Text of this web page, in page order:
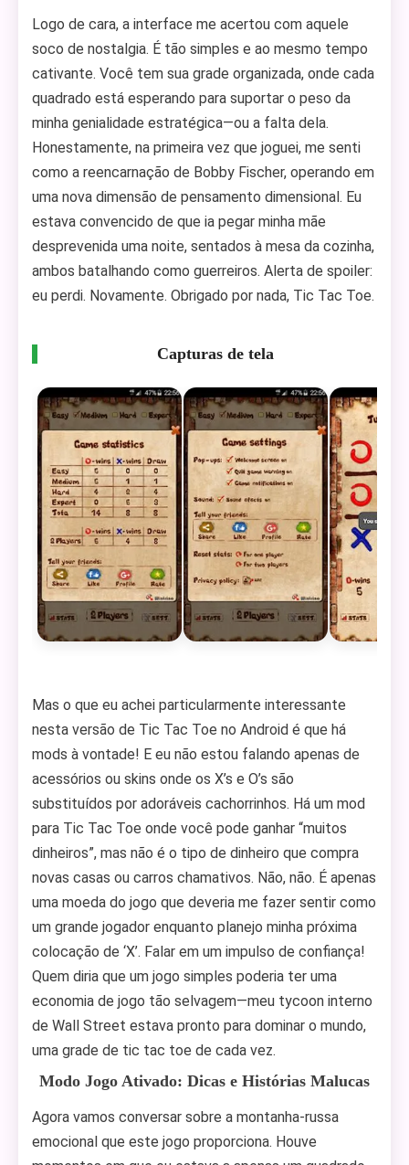
Logo de cara, a interface me acertou com aquele
soco de nostalgia. É tão simples e ao mesmo tempo
cativante. Você tem sua grade organizada, onde cada
quadrado está esperando para suportar o peso da
minha genialidade estratégica—ou a falta dela.
Honestamente, na primeira vez que joguei, me senti
como a reencarnação de Bobby Fischer, operando em
uma nova dimensão de pensamento dimensional. Eu
estava convencido de que ia pegar minha mãe
desprevenida uma noite, sentados à mesa da cozinha,
ambos batalhando como guerreiros. Alerta de spoiler:
eu perdi. Novamente. Obrigado por nada, Tic Tac Toe.
Capturas de tela
Mas o que eu achei particularmente interessante
nesta versão de Tic Tac Toe no Android é que há
mods à vontade! E eu não estou falando apenas de
acessórios ou skins onde os X’s e O’s são
substituídos por adoráveis cachorrinhos. Há um mod
para Tic Tac Toe onde você pode ganhar “muitos
dinheiros”, mas não é o tipo de dinheiro que compra
novas casas ou carros chamativos. Não, não. É apenas
uma moeda do jogo que deveria me fazer sentir como
um grande jogador enquanto planejo minha próxima
colocação de ‘X’. Falar em um impulso de confiança!
Quem diria que um jogo simples poderia ter uma
economia de jogo tão selvagem—meu tycoon interno
de Wall Street estava pronto para dominar o mundo,
uma grade de tic tac toe de cada vez.
Modo Jogo Ativado: Dicas e Histórias Malucas
Agora vamos conversar sobre a montanha-russa
emocional que este jogo proporciona. Houve